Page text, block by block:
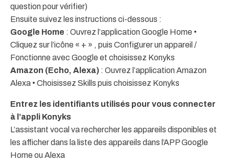
question pour vérifier)
Ensuite suivez les instructions ci-dessous :
Google Home : Ouvrez l’application Google Home •
Cliquez sur l’icône « + » , puis Configurer un appareil /
Fonctionne avec Google et choisissez Konyks
Amazon (Echo, Alexa) : Ouvrez l’application Amazon
Alexa • Choisissez Skills puis choisissez Konyks
Entrez les identifiants utilisés pour vous connecter
à l’appli Konyks
L’assistant vocal va rechercher les appareils disponibles et
les afficher dans la liste des appareils dans l’APP Google
Home ou Alexa